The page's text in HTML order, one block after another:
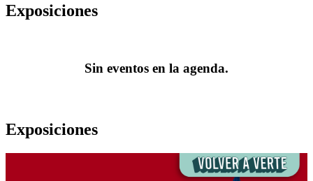
Exposiciones
Sin eventos en la agenda.
Exposiciones